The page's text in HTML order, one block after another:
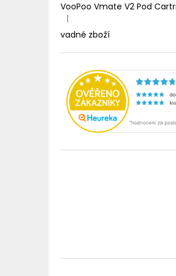
Hodnocení produktu je 1 z 5
|
vadné zboží